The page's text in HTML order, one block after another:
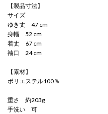
【製品寸法】
サイズ
ゆき丈 47 cm
身幅 52 cm
着丈 67 cm
袖口 24 cm
【素材】
ポリエステル100％
重さ 約203g
手洗い 可